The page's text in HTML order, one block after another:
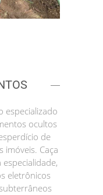
especializado
ocultos
de
Caça
eletrônicos